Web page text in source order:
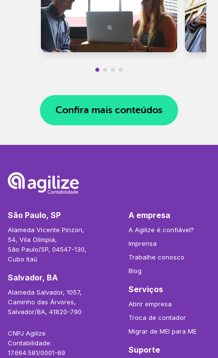
Confira mais conteúdos
São Paulo, SP
Alameda Vicente Pinzon,
54, Vila Olímpia,
São Paulo/SP, 04547-130,
Cubo Itaú
Salvador, BA
Alameda Salvador, 1057,
Caminho das Árvores,
Salvador/BA, 41820-790
CNPJ Agilize
Contabilidade:
17.664.581/0001-69
A empresa
A Agilize é confiável?
Imprensa
Trabalhe conosco
Blog
Serviços
Abrir empresa
Troca de contador
Migrar de MEI para ME
Suporte